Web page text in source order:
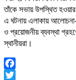
তাঁকে সভায় উপস্থিত
এ ঘটনায় এলাকায়
ও প্রয়োজনীয় ব্যবস্থা
স্থানীয়রা।
Facebook